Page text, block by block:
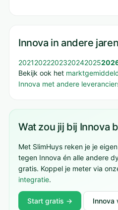
Innova in andere jaren
20212022202320242025
Bekijk ook het
Innova met andere
Wat zou jij bij Innova
Met SlimHuys reken je je
tegen Innova én alle andere
gratis. Koppel je meter via
integratie.
Start gratis → Innova